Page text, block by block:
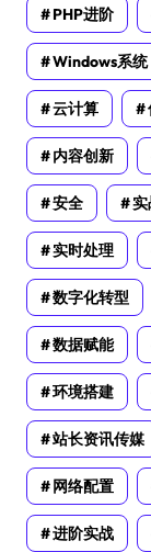
PHP进阶
Windows系统
云计算
内容创新
安全 实
实时处理
数字化转型
数据赋能
环境搭建
站长资讯传媒
网络配置
进阶实战